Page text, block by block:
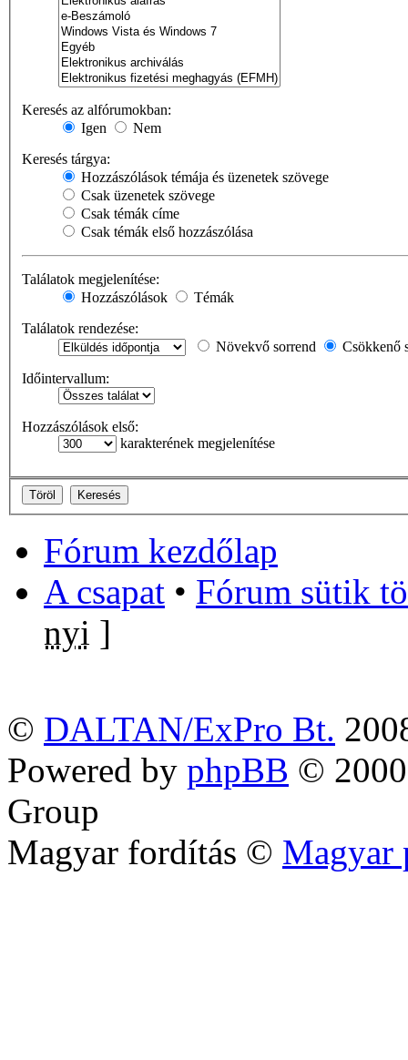
Keresés az alfórumokban:
Igen
Nem
Keresés tárgya:
Hozzászólások témája és üzenetek szövege
Csak üzenetek szövege
Csak témák címe
Csak témák első hozzászólása
Találatok megjelenítése:
Hozzászólások
Témák
Találatok rendezése:
Növekvő sorrend
Csökkenő
Időintervallum:
Hozzászólások első:
karakterének megjelenítése
Fórum kezdőlap
A csapat • Fórum sütik
nyi ]
© DALTAN/ExPro Bt.
Powered by phpBB ©
Group
Magyar fordítás © Magyar